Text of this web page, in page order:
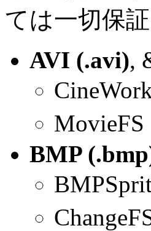
ては一切保
AVI (.avi),
MovieFS
BMP